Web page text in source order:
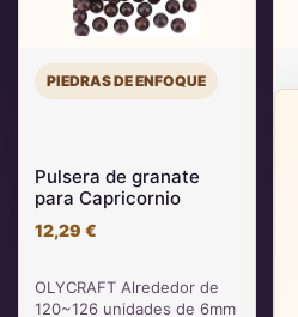
PIEDRAS DE ENFOQUE
Pulsera de granate
para Capricornio
12,29 €
OLYCRAFT Alrededor de
120~126 unidades de 6mm